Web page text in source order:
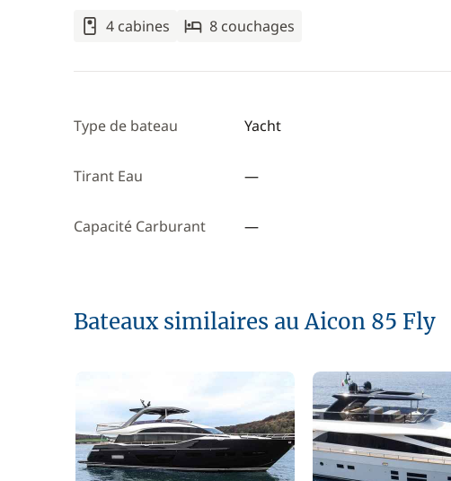
4 cabines 8 couchages
Type de bateau Yacht
Tirant Eau —
Capacité Carburant —
Bateaux similaires au Aicon 85 Fly